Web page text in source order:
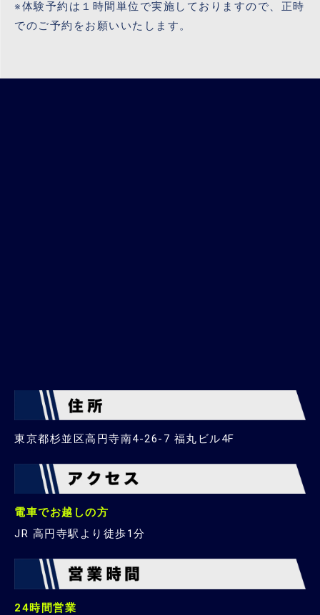
※体験予約は１時間単位で実施しておりますので、正時
でのご予約をお願いいたします。
東京都杉並区高円寺南4-26-7 福丸ビル4F
電車でお越しの方
JR 高円寺駅より徒歩1分
24時間営業